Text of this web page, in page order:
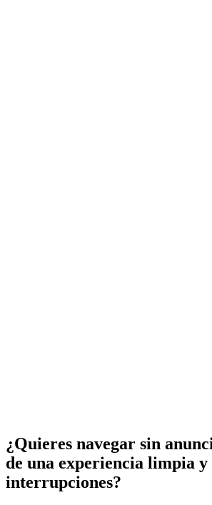
¿Quieres navegar sin
de una experiencia limpia y
interrupciones?